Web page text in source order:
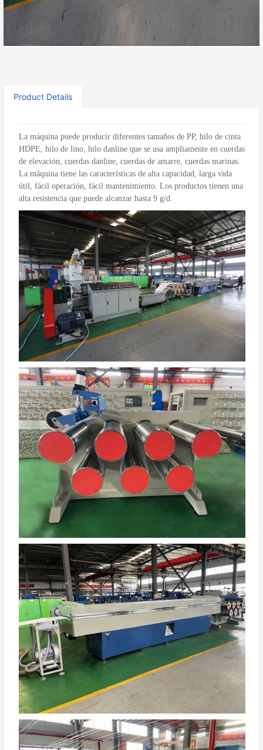
Share：
Product Details
La máquina puede producir diferentes tamaños de PP, hilo de cinta
HDPE, hilo de lino, hilo danline que se usa ampliamente en cuerdas
de elevación, cuerdas danline, cuerdas de amarre, cuerdas marinas.
La máquina tiene las características de alta capacidad, larga vida
útil, fácil operación, fácil mantenimiento. Los productos tienen una
alta resistencia que puede alcanzar hasta 9 g/d.